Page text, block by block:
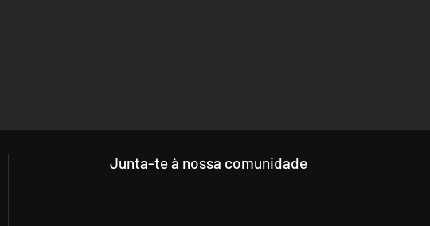
Junta-te à nossa comunidade